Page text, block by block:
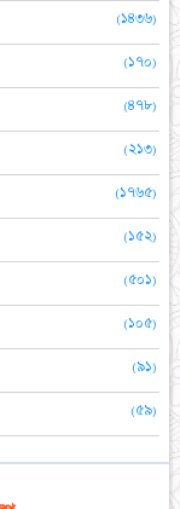
(১৪৩৬)
(১৭০)
(৪৭৮)
(২১৩)
(১৭৬৫)
(১৫২)
(৫০১)
(১০৫)
(৯১)
(৫৯)